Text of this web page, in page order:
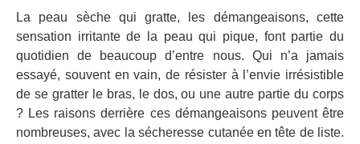
La peau sèche qui gratte, les démangeaisons, cette
sensation irritante de la peau qui pique, font partie du
quotidien de beaucoup d’entre nous. Qui n’a jamais
essayé, souvent en vain, de résister à l’envie irrésistible
de se gratter le bras, le dos, ou une autre partie du corps
? Les raisons derrière ces démangeaisons peuvent être
nombreuses, avec la sécheresse cutanée en tête de liste.